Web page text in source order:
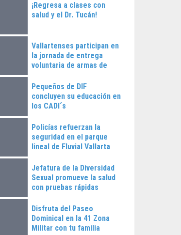
¡Regresa a clases con
salud y el Dr. Tucán!
Vallartenses participan en
la jornada de entrega
voluntaria de armas de
Pequeños de DIF
concluyen su educación en
los CADI´s
Policías refuerzan la
seguridad en el parque
lineal de Fluvial Vallarta
Jefatura de la Diversidad
Sexual promueve la salud
con pruebas rápidas
Disfruta del Paseo
Dominical en la 41 Zona
Militar con tu familia